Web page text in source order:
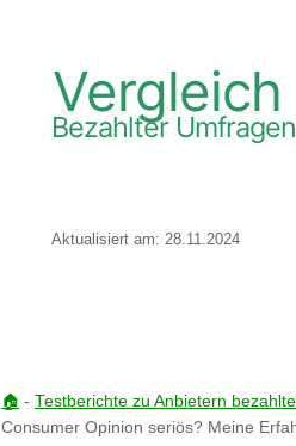
Vergleich
Bezahlter Umfragen
Aktualisiert am: 28.11.2024
🏠 - Testberichte zu Anbietern
Consumer Opinion seriös? Meine